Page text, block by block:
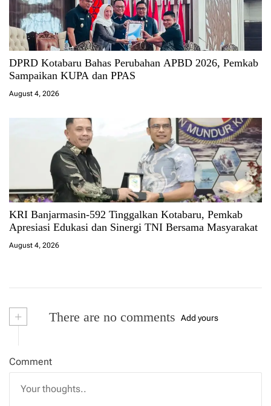
DPRD Kotabaru Bahas Perubahan APBD 2026, Pemkab
Sampaikan KUPA dan PPAS
August 4, 2026
KRI Banjarmasin-592 Tinggalkan Kotabaru, Pemkab
Apresiasi Edukasi dan Sinergi TNI Bersama Masyarakat
August 4, 2026
+ There are no comments Add yours
Comment